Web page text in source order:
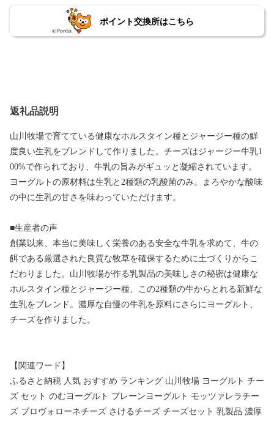
ポイント交換所はこちら
返礼品説明
山川牧場で育てている健康なホルスタイン種とジャージー種の鮮
度良い生乳をブレンドして作りました。チーズはジャージー牛乳1
00%で作られており、牛乳の旨みがギュッと凝縮されています。
ヨーグルトの原材料は生乳と2種類の乳酸菌のみ。まろやかな酸味
の中に生乳の甘さを味わっていただけます。
■生産者の声
創業以来、本当に美味しく栄養のある安全な牛乳を求めて、牛の
餌である厳選された良質な牧草を確保するために土づくりからこ
だわりました。山川牧場が作る乳製品の美味しさの秘密は健康な
ホルスタイン種とジャージー種、この2種類の牛からとれる新鮮な
生乳をブレンド。濃厚な自慢の牛乳を原料にさらにヨーグルト、
チーズを作りました。
【関連ワード】
ふるさと納税 人気 おすすめ ランキング 山川牧場 ヨーグルト チー
ズ セット のむヨーグルト プレーンヨーグルト モッツァレラチー
ズ プロヴォローネチーズ さけるチーズ チーズセット 乳製品 濃厚